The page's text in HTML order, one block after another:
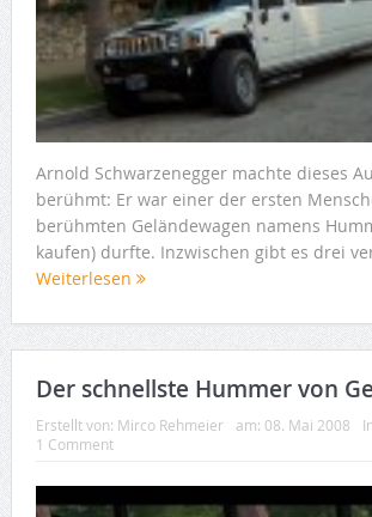
Arnold Schwarzenegger machte dieses
berühmt: Er war einer der ersten
berühmten Geländewagen namens
kaufen) durfte. Inzwischen gibt es drei
Weiterlesen
Der schnellste Hummer von
Erstellt von: Mirco Rehmeier am: 08. Mai 2008
1 Comment